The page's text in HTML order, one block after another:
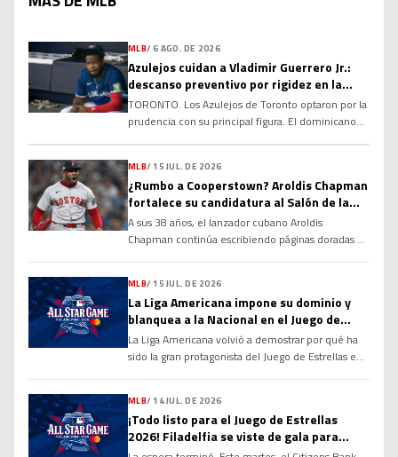
MLB/6 AGO. DE 2026
Azulejos cuidan a Vladimir Guerrero Jr.:
descanso preventivo por rigidez en la
corva
TORONTO. Los Azulejos de Toronto optaron por la
prudencia con su principal figura. El dominicano
una rigidez en el tendón de la corva, una decisión
tomada con el objetivo de evitar que la molestia
se agrave y garantizar su […]
MLB/ 15 JUL. DE 2026
¿Rumbo a Cooperstown? Aroldis Chapman
fortalece su candidatura al Salón de la
Fama
A sus 38 años, el lanzador cubano Aroldis
Chapman continúa escribiendo páginas doradas en
méritos suficientes para ingresar al Salón de la
Fama de Cooperstown? Sus números, su
longevidad y el dominio que ha ejercido durante
más de […]
MLB/ 15 JUL. DE 2026
La Liga Americana impone su dominio y
blanquea a la Nacional en el Juego de
Estrellas 2026
La Liga Americana volvió a demostrar por qué ha
sido la gran protagonista del Juego de Estrellas en
lanzadores prácticamente imbatible, el Joven
Circuito derrotó por marcador de 4-0 a la Liga
Nacional en la edición 96 del Clásico de […]
MLB/ 14 JUL. DE 2026
¡Todo listo para el Juego de Estrellas
2026! Filadelfia se viste de gala para